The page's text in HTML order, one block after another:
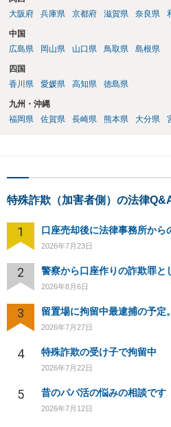
大阪府
兵庫県 京都府 滋賀県 奈良県
中国
広島県
岡山県 山口県 鳥取県 島根県
四国
香川県
愛媛県 高知県 徳島県
九州・沖縄
福岡県
佐賀県 長崎県 熊本県 大分県
特殊詐欺（加害者側）の法律
1
2026年7月23日
2 警察から口座作りの詐欺罪と
2026年8月6日
3 留置場に拘留中最逮捕の予定
2026年7月27日
4 特殊詐欺の受け子で拘留中
2026年7月22日
5 昔のパパ活の悩みの相談です
2026年7月12日